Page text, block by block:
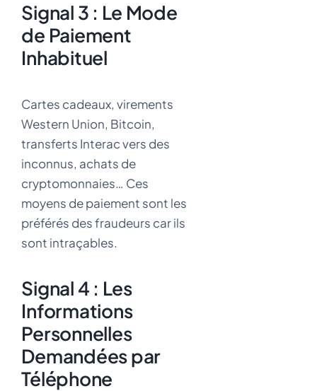
Signal 3 : Le Mode
de Paiement
Inhabituel
Cartes cadeaux, virements
Western Union, Bitcoin,
transferts Interac vers des
inconnus, achats de
cryptomonnaies… Ces
moyens de paiement sont les
préférés des fraudeurs car ils
sont intraçables.
Signal 4 : Les
Informations
Personnelles
Demandées par
Téléphone